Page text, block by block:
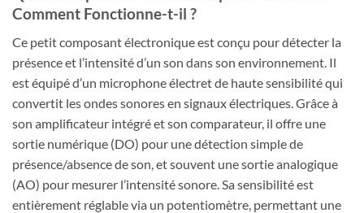
Comment Fonctionne-t-il ?
Ce petit composant électronique est conçu pour détecter la
présence et l’intensité d’un son dans son environnement. Il
est équipé d’un microphone électret de haute sensibilité qui
convertit les ondes sonores en signaux électriques. Grâce à
son amplificateur intégré et son comparateur, il offre une
sortie numérique (DO) pour une détection simple de
présence/absence de son, et souvent une sortie analogique
(AO) pour mesurer l’intensité sonore. Sa sensibilité est
entièrement réglable via un potentiomètre, permettant une